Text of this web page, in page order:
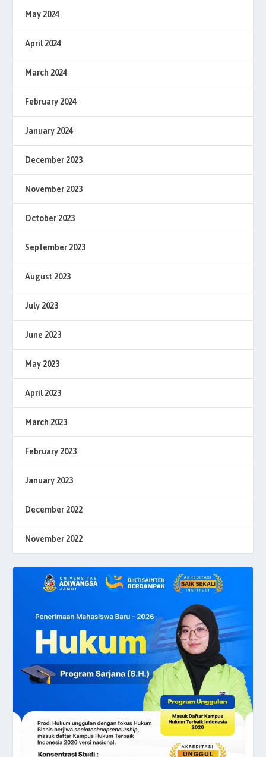
May 2024
April 2024
March 2024
February 2024
January 2024
December 2023
November 2023
October 2023
September 2023
August 2023
July 2023
June 2023
May 2023
April 2023
March 2023
February 2023
January 2023
December 2022
November 2022